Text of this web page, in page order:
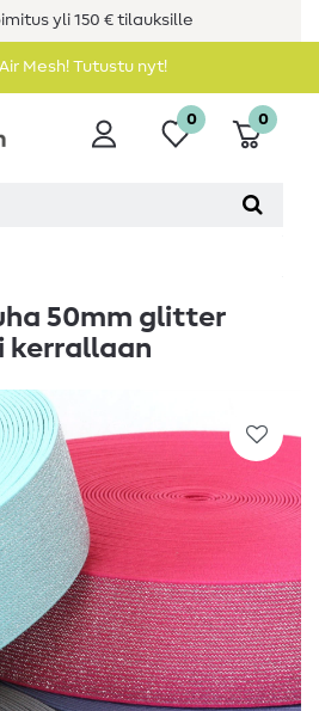
yli 150 € tilauksille
Mesh! Tutustu nyt!
0 0
50mm glitter
kerrallaan